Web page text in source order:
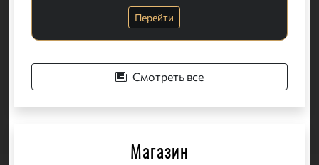
Перейти
Смотреть все
Магазин